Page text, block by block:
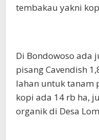
tembakau yakni
Di Bondowoso ada
pisang Cavendish
lahan untuk tanam
kopi ada 14 rb ha,
organik di Desa